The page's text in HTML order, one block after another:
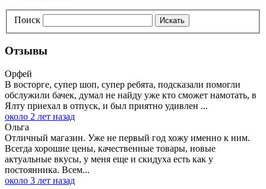
Поиск Искать
Отзывы
Орфей
В восторге, супер шоп, супер ребята, подсказали помогли
обслужили бачек, думал не найду уже кто сможет намотать, в
Ялту приехал в отпуск, и был приятно удивлен ...
около 2 лет назад
Ольга
Отличный магазин. Уже не первый год хожу именно к ним.
Всегда хорошие цены, качественные товары, новые
актуальные вкусы, у меня еще и скидуха есть как у
постоянника. Всем...
около 3 лет назад